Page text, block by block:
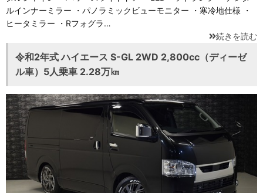
ルインナーミラー ・パノラミックビューモニター ・寒冷地仕様 ・
ヒータミラー ・Rフォグラ…
続きを読む
令和2年式 ハイエース S-GL 2WD 2,800cc（ディーゼ
ル車）5人乗車 2.28万㎞